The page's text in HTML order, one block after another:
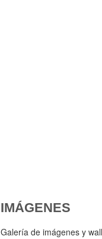
IMÁGENES
Galería de imágenes y